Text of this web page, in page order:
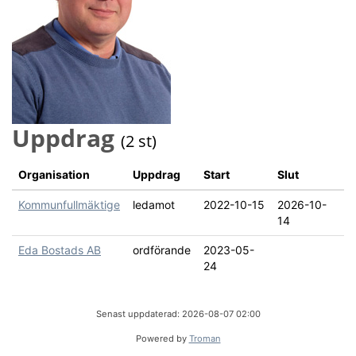
Uppdrag (2 st)
Organisation Uppdrag Start Slut
Kommunfullmäktige ledamot 2022-10-15
2026-10-
14
Eda Bostads AB ordförande
2023-05-
24
Senast uppdaterad: 2026-08-07 02:00
Powered by Troman